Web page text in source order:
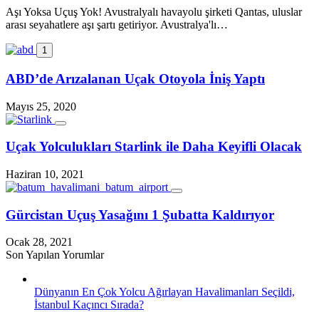
Aşı Yoksa Uçuş Yok! Avustralyalı havayolu şirketi Qantas, uluslar
arası seyahatlere aşı şartı getiriyor. Avustralya'lı…
1
ABD’de Arızalanan Uçak Otoyola İniş Yaptı
Mayıs 25, 2020
Uçak Yolculukları Starlink ile Daha Keyifli Olacak
Haziran 10, 2021
Gürcistan Uçuş Yasağını 1 Şubatta Kaldırıyor
Ocak 28, 2021
Son Yapılan Yorumlar
Dünyanın En Çok Yolcu Ağırlayan Havalimanları Seçildi,
İstanbul Kaçıncı Sırada?